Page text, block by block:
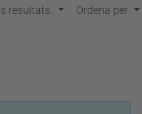
resultats. Ordena per